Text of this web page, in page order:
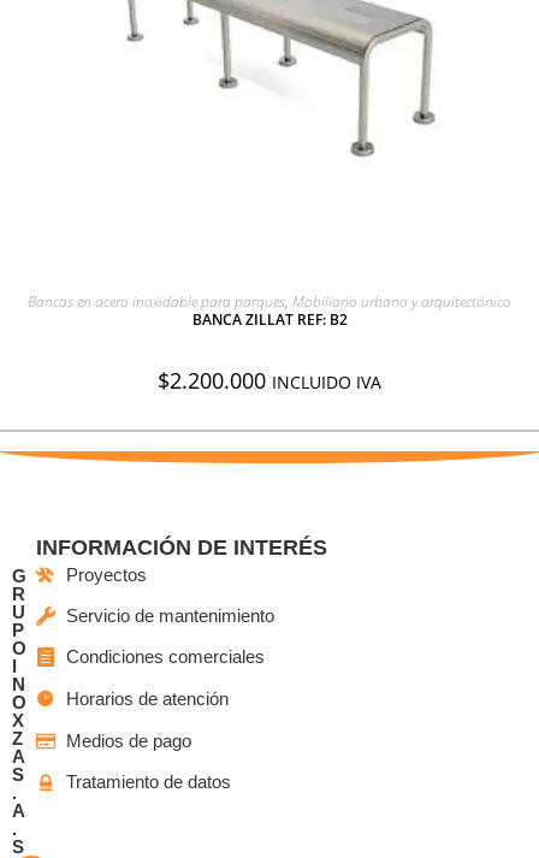
AGREGAR A COTIZACIÓN
Bancas en acero inoxidable para parques, Mobiliario urbano y arquitectónico
BANCA ZILLAT REF: B2
$2.200.000 INCLUIDO IVA
G
R
U
P
O
I
N
O
X
Z
A
S
.
A
.
S
INFORMACIÓN DE INTERÉS
Proyectos
Servicio de mantenimiento
Condiciones comerciales
Horarios de atención
Medios de pago
Tratamiento de datos